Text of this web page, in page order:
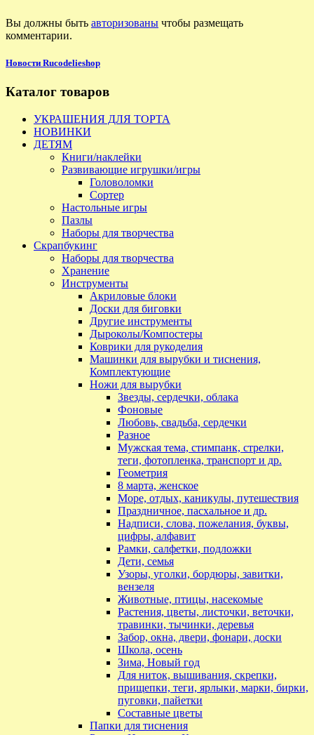
Вы должны быть авторизованы чтобы размещать
комментарии.
Новости Rucodelieshop
Каталог товаров
УКРАШЕНИЯ ДЛЯ ТОРТА
НОВИНКИ
ДЕТЯМ
Книги/наклейки
Развивающие игрушки/игры
Головоломки
Сортер
Настольные игры
Пазлы
Наборы для творчества
Скрапбукинг
Наборы для творчества
Хранение
Инструменты
Акриловые блоки
Доски для биговки
Другие инструменты
Дыроколы/Компостеры
Коврики для рукоделия
Машинки для вырубки и тиснения,
Комплектующие
Ножи для вырубки
Звезды, сердечки, облака
Фоновые
Любовь, свадьба, сердечки
Разное
Мужская тема, стимпанк, стрелки,
теги, фотопленка, транспорт и др.
Геометрия
8 марта, женское
Море, отдых, каникулы, путешествия
Праздничное, пасхальное и др.
Надписи, слова, пожелания, буквы,
цифры, алфавит
Рамки, салфетки, подложки
Дети, семья
Узоры, уголки, бордюры, завитки,
вензеля
Животные, птицы, насекомые
Растения, цветы, листочки, веточки,
травинки, тычинки, деревья
Забор, окна, двери, фонари, доски
Школа, осень
Зима, Новый год
Для ниток, вышивания, скрепки,
прищепки, теги, ярлыки, марки, бирки,
пуговки, пайетки
Составные цветы
Папки для тиснения